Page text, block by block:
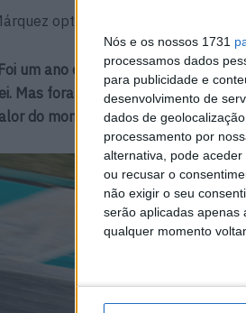
Nós e os nossos 1731
processamos dados
para publicidade e
desenvolvimento de
dados de
processamento por
alternativa, pode
ou recusar o
não exigir o seu
serão aplicadas apenas
qualquer momento
optou por trocar a Repsol
um ano em que tive que tomar
Mas foram todas muito pensadas,
do momento, algo que também